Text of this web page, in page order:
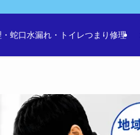
蛇口水漏れ・トイレつまり修理